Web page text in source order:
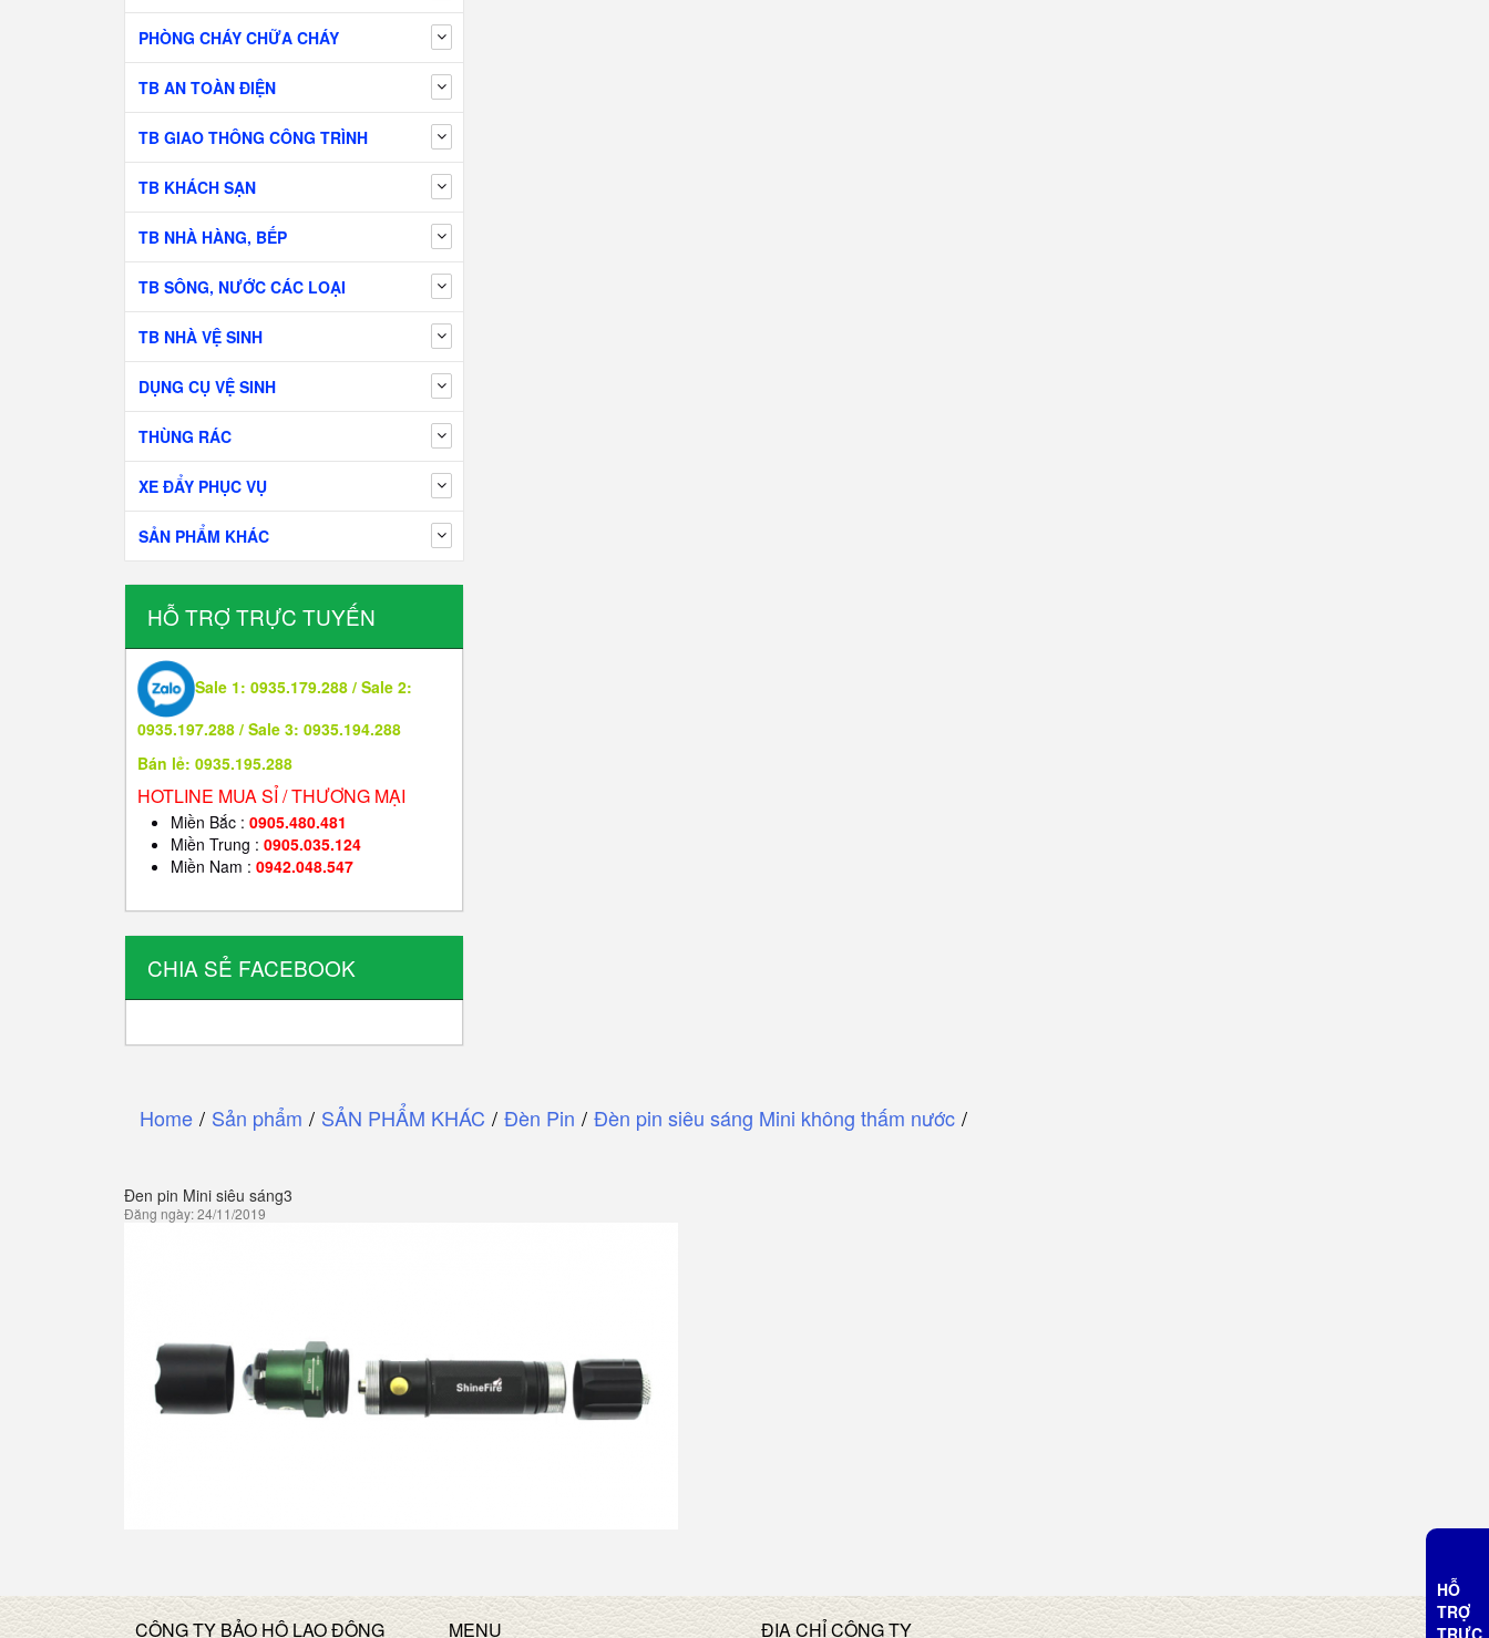
PHÒNG CHÁY CHỮA CHÁY
TB AN TOÀN ĐIỆN
TB GIAO THÔNG CÔNG TRÌNH
TB KHÁCH SẠN
TB NHÀ HÀNG, BẾP
TB SÔNG, NƯỚC CÁC LOẠI
TB NHÀ VỆ SINH
DỤNG CỤ VỆ SINH
THÙNG RÁC
XE ĐẨY PHỤC VỤ
SẢN PHẨM KHÁC
HỖ TRỢ TRỰC TUYẾN
Sale 1: 0935.179.288 / Sale 2:
0935.197.288 / Sale 3: 0935.194.288
Bán lẻ: 0935.195.288
HOTLINE MUA SỈ / THƯƠNG MẠI
Miền Bắc : 0905.480.481
Miền Trung : 0905.035.124
Miền Nam : 0942.048.547
CHIA SẺ FACEBOOK
Home / Sản phẩm / SẢN PHẨM KHÁC / Đèn Pin / Đèn pin siêu sáng Mini không thấm nước /
Đen pin Mini siêu sáng3
Đăng ngày: 24/11/2019
CÔNG TY BẢO HỘ LAO ĐỘNG MENU ĐỊA CHỈ CÔNG TY
HỖ
TRỢ
TRỰC